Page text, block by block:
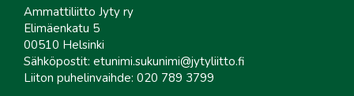
Ammattiliitto Jyty ry
Elimäenkatu 5
00510 Helsinki
Sähköpostit: etunimi.sukunimi@jytyliitto.fi
Liiton puhelinvaihde: 020 789 3799